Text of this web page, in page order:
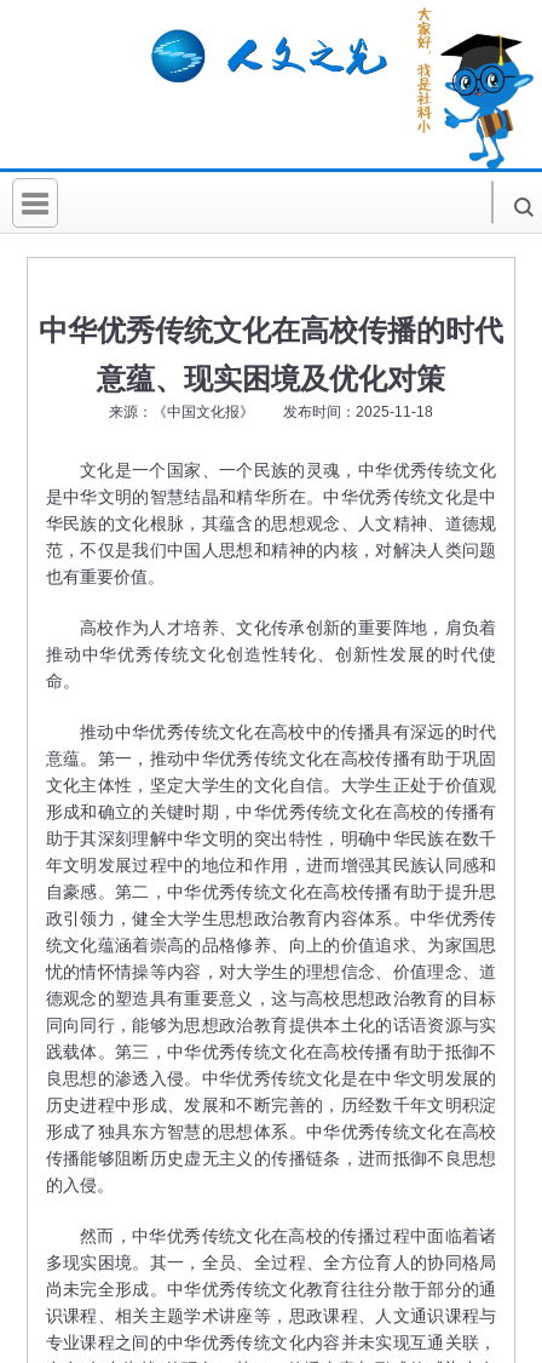
首 页
科普活动
中华优秀传统文化在高校传播的时代
意蕴、现实困境及优化对策
来源：《中国文化报》 发布时间：2025-11-18
文化是一个国家、一个民族的灵魂，中华优秀传统文化
是中华文明的智慧结晶和精华所在。中华优秀传统文化是中
华民族的文化根脉，其蕴含的思想观念、人文精神、道德规
范，不仅是我们中国人思想和精神的内核，对解决人类问题
也有重要价值。
高校作为人才培养、文化传承创新的重要阵地，肩负着
推动中华优秀传统文化创造性转化、创新性发展的时代使
命。
推动中华优秀传统文化在高校中的传播具有深远的时代
意蕴。第一，推动中华优秀传统文化在高校传播有助于巩固
文化主体性，坚定大学生的文化自信。大学生正处于价值观
形成和确立的关键时期，中华优秀传统文化在高校的传播有
助于其深刻理解中华文明的突出特性，明确中华民族在数千
年文明发展过程中的地位和作用，进而增强其民族认同感和
自豪感。第二，中华优秀传统文化在高校传播有助于提升思
政引领力，健全大学生思想政治教育内容体系。中华优秀传
统文化蕴涵着崇高的品格修养、向上的价值追求、为家国思
忧的情怀情操等内容，对大学生的理想信念、价值理念、道
德观念的塑造具有重要意义，这与高校思想政治教育的目标
同向同行，能够为思想政治教育提供本土化的话语资源与实
践载体。第三，中华优秀传统文化在高校传播有助于抵御不
良思想的渗透入侵。中华优秀传统文化是在中华文明发展的
历史进程中形成、发展和不断完善的，历经数千年文明积淀
形成了独具东方智慧的思想体系。中华优秀传统文化在高校
传播能够阻断历史虚无主义的传播链条，进而抵御不良思想
的入侵。
然而，中华优秀传统文化在高校的传播过程中面临着诸
多现实困境。其一，全员、全过程、全方位育人的协同格局
尚未完全形成。中华优秀传统文化教育往往分散于部分的通
识课程、相关主题学术讲座等，思政课程、人文通识课程与
专业课程之间的中华优秀传统文化内容并未实现互通关联，